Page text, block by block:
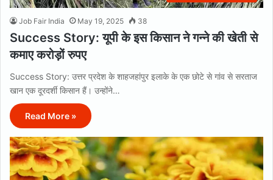
Job Fair India May 19, 2025 38
Success Story: यूपी के इस किसान ने गन्ने की खेती से
कमाए करोड़ों रुपए
Success Story: उत्तर प्रदेश के शाहजहांपुर इलाके के एक छोटे से गांव से सरताज
खान एक दूरदर्शी किसान हैं। उन्होंने…
Read More »